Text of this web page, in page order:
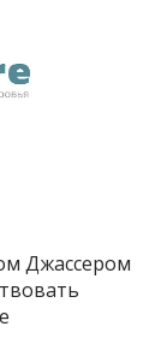
Джассером